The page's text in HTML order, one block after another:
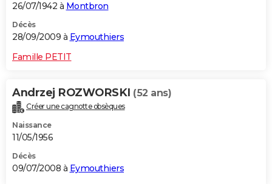
26/07/1942 à Montbron
Décès
28/09/2009 à Eymouthiers
Famille PETIT
Andrzej ROZWORSKI (52 ans)
Créer une cagnotte obsèques
Naissance
11/05/1956
Décès
09/07/2008 à Eymouthiers